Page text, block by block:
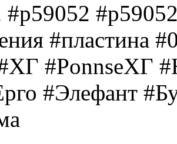
#p59052
#пластина
#PonnseХГ
#Элефант